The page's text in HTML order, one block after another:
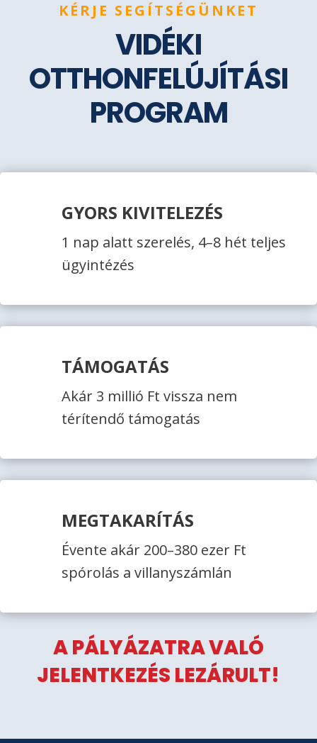
KÉRJE SEGÍTSÉGÜNKET
VIDÉKI
OTTHONFELÚJÍTÁSI
PROGRAM
GYORS KIVITELEZÉS
1 nap alatt szerelés, 4–8 hét teljes
ügyintézés
TÁMOGATÁS
Akár 3 millió Ft vissza nem
térítendő támogatás
MEGTAKARÍTÁS
Évente akár 200–380 ezer Ft
spórolás a villanyszámlán
A PÁLYÁZATRA VALÓ
JELENTKEZÉS LEZÁRULT!